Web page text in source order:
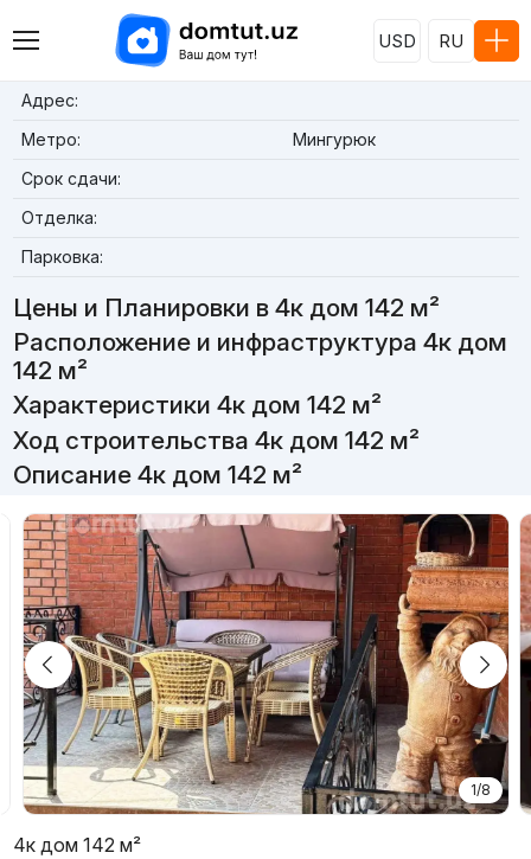
USD RU
Адрес:
Метро:
Мингурюк
Срок сдачи:
Отделка:
Парковка:
Цены и Планировки в 4к дом 142 м²
Расположение и инфраструктура 4к дом
142 м²
Характеристики 4к дом 142 м²
Ход строительства 4к дом 142 м²
Описание 4к дом 142 м²
1/8
4к дом 142 м²